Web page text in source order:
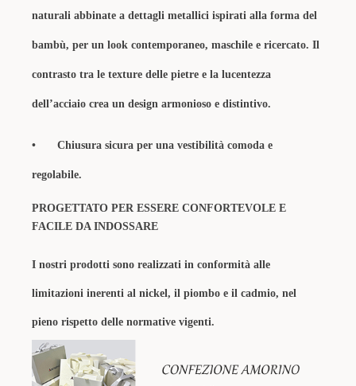
naturali abbinate a dettagli metallici ispirati alla forma del
bambù, per un look contemporaneo, maschile e ricercato. Il
contrasto tra le texture delle pietre e la lucentezza
dell’acciaio crea un design armonioso e distintivo.
• Chiusura sicura per una vestibilità comoda e
regolabile.
PROGETTATO PER ESSERE CONFORTEVOLE E
FACILE DA INDOSSARE
I nostri prodotti sono realizzati in conformità alle
limitazioni inerenti al nickel, il piombo e il cadmio, nel
pieno rispetto delle normative vigenti.